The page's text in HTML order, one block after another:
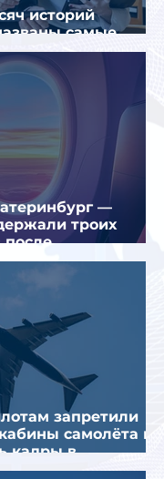
историй
самые
—
троих
после
серии краж
запретили
самолёта и
кадры в